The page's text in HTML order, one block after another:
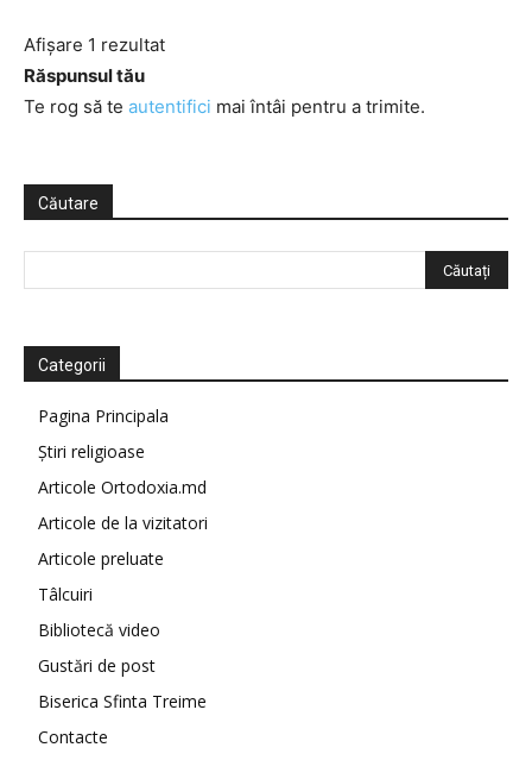
Afișare 1 rezultat
Răspunsul tău
Te rog să te autentifici mai întâi pentru a trimite.
Căutare
Categorii
Pagina Principala
Știri religioase
Articole Ortodoxia.md
Articole de la vizitatori
Articole preluate
Tâlcuiri
Bibliotecă video
Gustări de post
Biserica Sfinta Treime
Contacte